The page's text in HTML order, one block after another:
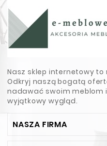
Nasz sklep internetowy to
Odkryj naszą bogatą
nadawać swoim meblom
wyjątkowy wygląd.
NASZA FIRMA